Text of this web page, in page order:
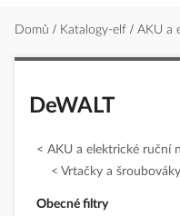
Domů Katalogy-elf AKU a
DeWALT
AKU a elektrické ruční
Vrtačky a šroubováky
Obecné filtry